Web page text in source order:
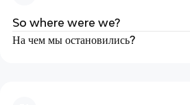
So where were we?
На чем мы остановились?